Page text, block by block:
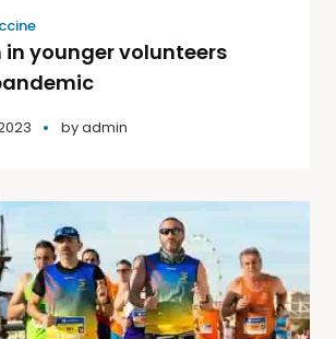
in younger volunteers
byadmin